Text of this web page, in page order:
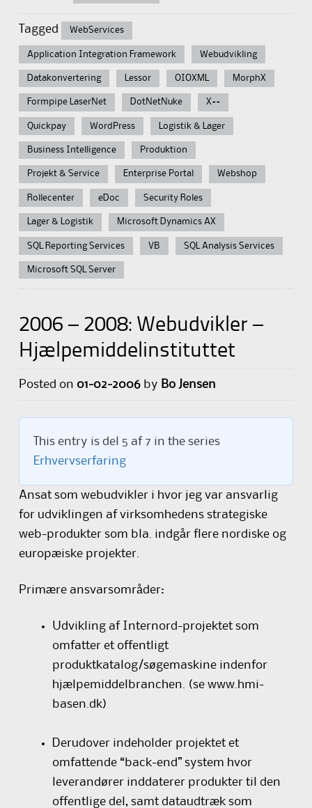
Tagged WebServices
Application Integration Framework Webudvikling
Datakonvertering Lessor OIOXML MorphX
Formpipe LaserNet DotNetNuke X++
Quickpay WordPress Logistik & Lager
Business Intelligence Produktion
Projekt & Service Enterprise Portal Webshop
Rollecenter eDoc Security Roles
Lager & Logistik Microsoft Dynamics AX
SQL Reporting Services VB SQL Analysis Services
Microsoft SQL Server
2006 – 2008: Webudvikler –
Hjælpemiddelinstituttet
Posted on 01-02-2006 by Bo Jensen
This entry is del 5 af 7 in the series
Erhvervserfaring
Ansat som webudvikler i hvor jeg var ansvarlig
for udviklingen af virksomhedens strategiske
web-produkter som bla. indgår flere nordiske og
europæiske projekter.
Primære ansvarsområder:
Udvikling af Internord-projektet som
omfatter et offentligt
produktkatalog/søgemaskine indenfor
hjælpemiddelbranchen. (sewww.hmi-
basen.dk)
Derudover indeholder projektet et
omfattende “back-end” system hvor
leverandører inddaterer produkter til den
offentlige del, samt dataudtræk som